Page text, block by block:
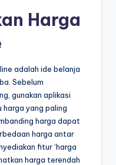
Harga
adalah ide belanja
Sebelum
gunakan aplikasi
harga yang paling
harga dapat
harga antar
fitur ‘harga
harga terendah